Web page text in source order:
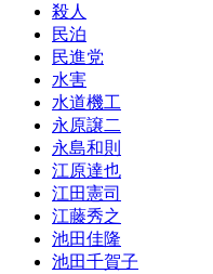
殺人
民泊
民進党
水害
水道機工
永原譲二
永島和則
江原達也
江田憲司
江藤秀之
池田佳隆
池田千賀子